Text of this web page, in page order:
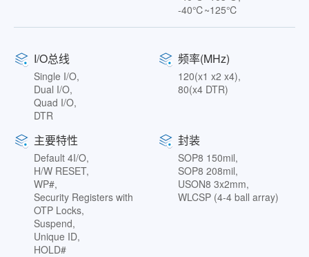
-40℃~125℃
I/O总线
Single I/O,
Dual I/O,
Quad I/O,
DTR
频率(MHz)
120(x1 x2 x4),
80(x4 DTR)
主要特性
Default 4I/O,
H/W RESET,
WP#,
Security Registers with
OTP Locks,
Suspend,
Unique ID,
HOLD#
封装
SOP8 150mil,
SOP8 208mil,
USON8 3x2mm,
WLCSP (4-4 ball array)